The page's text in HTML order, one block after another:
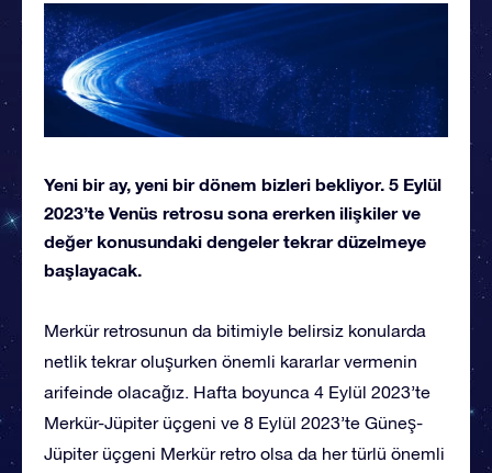
Yeni bir ay, yeni bir dönem bizleri bekliyor. 5 Eylül
2023’te Venüs retrosu sona ererken ilişkiler ve
değer konusundaki dengeler tekrar düzelmeye
başlayacak.
Merkür retrosunun da bitimiyle belirsiz konularda
netlik tekrar oluşurken önemli kararlar vermenin
arifeinde olacağız. Hafta boyunca 4 Eylül 2023’te
Merkür-Jüpiter üçgeni ve 8 Eylül 2023’te Güneş-
Jüpiter üçgeni Merkür retro olsa da her türlü önemli